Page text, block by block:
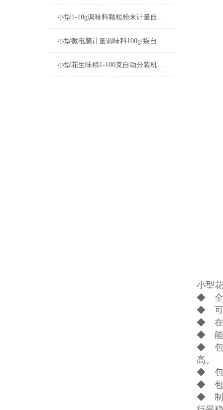
小型1-10g调味料颗粒粉末计量自动分装机参数
小型微电脑计量调味料100g/袋自动分装机厂家
小型花生味精1-100克自动分装机厂家
小型
◆ 全
◆ 可
◆ 在
◆ 能
◆ 包
高。
◆ 包
◆ 包
◆ 制